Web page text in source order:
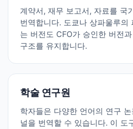
계약서, 재무 보고서, 자료를 국
번역합니다. 도쿄나 상파울루의
는 버전도 CFO가 승인한 버전
구조를 유지합니다.
학술 연구원
학자들은 다양한 언어의 연구
널을 번역할 수 있습니다. 이 도